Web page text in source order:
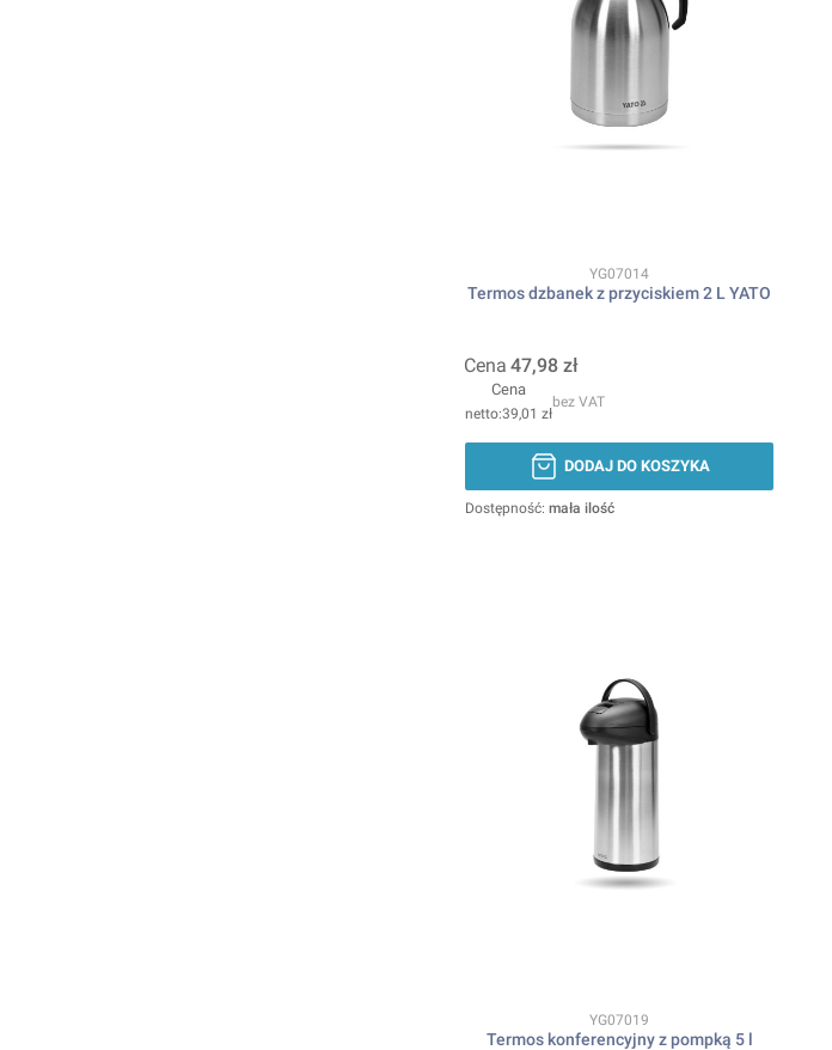
Kod produktu
YG07014
Termos dzbanek z przyciskiem 2 L YATO
Cena 47,98 zł
Cena
39,01 zł
bez VAT
DODAJ DO KOSZYKA
Dostępność: mała ilość
Kod produktu
YG07019
Termos konferencyjny z pompką 5 l